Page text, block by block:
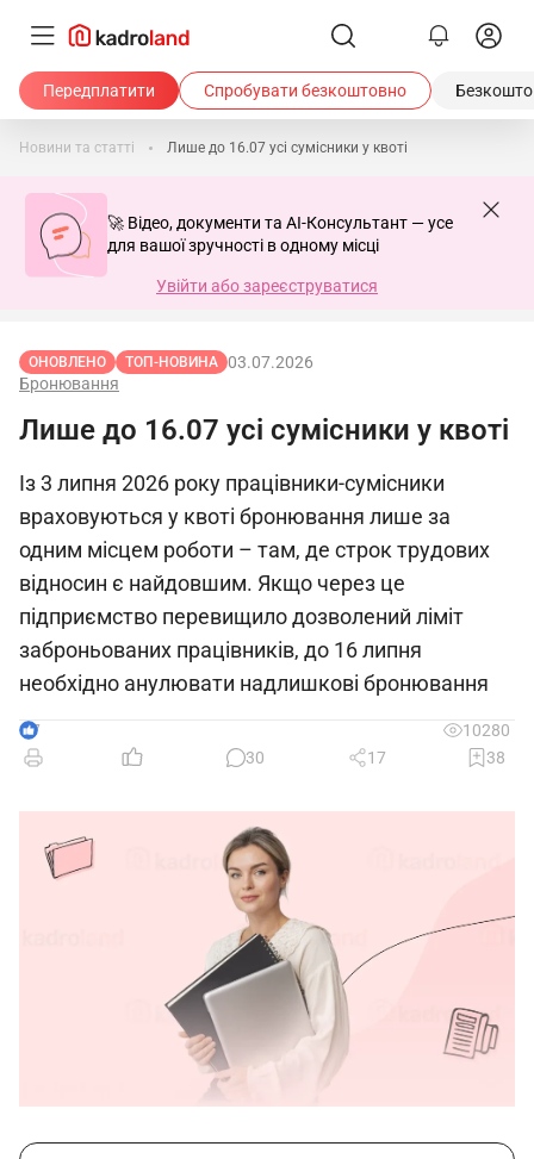
Передплатити Спробувати безкоштовно
Новини та статті Лише до 16.07 усі сумісники у квоті
🚀 Відео, документи та AI-Консультант — усе
для вашої зручності в одному місці
Увійти або зареєструватися
ОНОВЛЕНО ТОП-НОВИНА
Бронювання
03.07.2026
Лише до 16.07 усі сумісники у квоті
Із 3 липня 2026 року працівники-сумісники
враховуються у квоті бронювання лише за
одним місцем роботи – там, де строк трудових
відносин є найдовшим. Якщо через це
підприємство перевищило дозволений ліміт
заброньованих працівників, до 16 липня
необхідно анулювати надлишкові бронювання
7
10280
30
17 38